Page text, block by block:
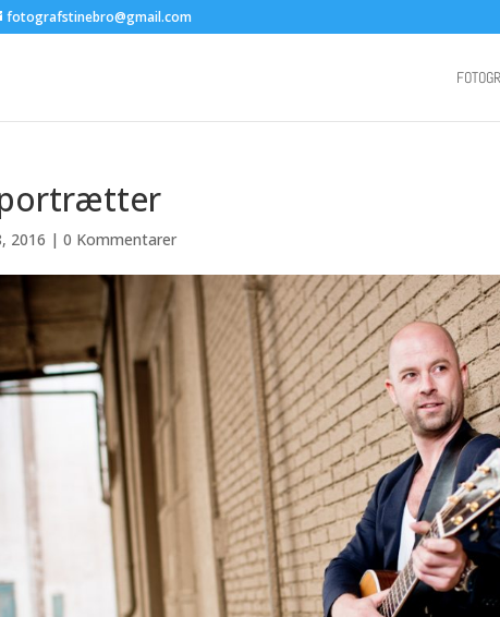
fotografstinebro@gmail.com
2016 |0 Kommentarer